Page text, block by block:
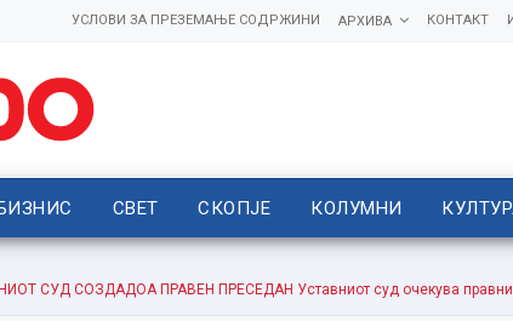
КОНТАКТ
АРХИВА
УСЛОВИ ЗА ПРЕЗЕМАЊЕ СОДРЖИНИ
СВЕТ СКОПЈЕ КОЛУМНИ
СУД СОЗДАДОА ПРАВЕН ПРЕСЕДАН Уставниот суд очекува правни